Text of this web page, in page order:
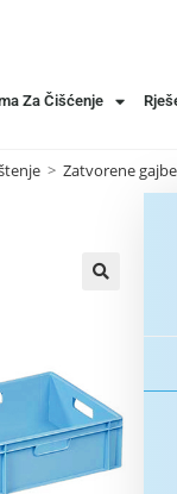
Za Čišćenje
> Zatvorene gajbe